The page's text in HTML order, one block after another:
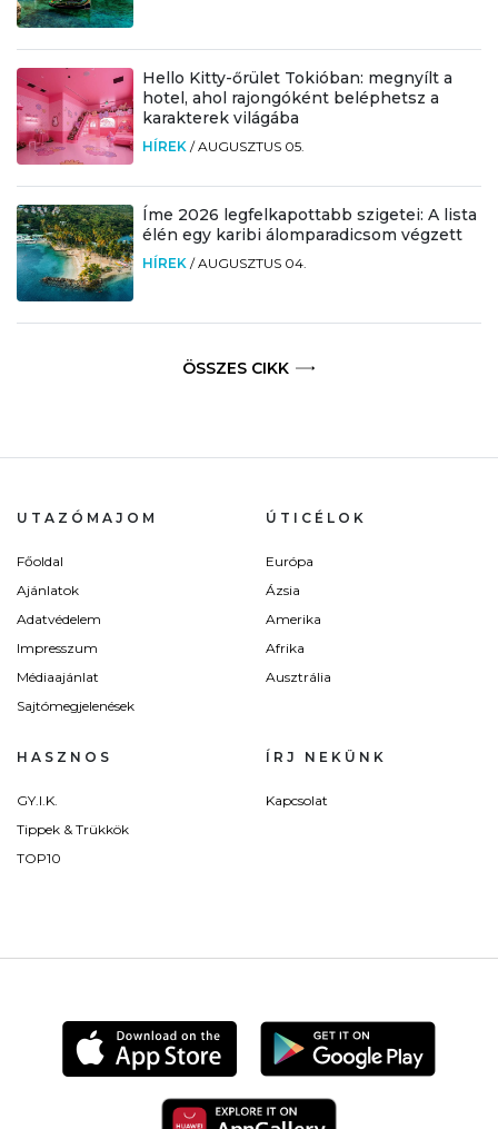
Hello Kitty-őrület Tokióban: megnyílt a
hotel, ahol rajongóként beléphetsz a
karakterek világába
HÍREK /AUGUSZTUS 05.
Íme 2026 legfelkapottabb szigetei: A lista
élén egy karibi álomparadicsom végzett
HÍREK /AUGUSZTUS 04.
ÖSSZES CIKK
UTAZÓMAJOM
Főoldal
Ajánlatok
Adatvédelem
Impresszum
Médiaajánlat
Sajtómegjelenések
ÚTICÉLOK
Európa
Ázsia
Amerika
Afrika
Ausztrália
HASZNOS
GY.I.K.
Tippek & Trükkök
TOP10
ÍRJ NEKÜNK
Kapcsolat